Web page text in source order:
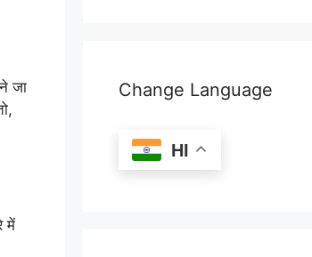
जा
में
Change Language
HI